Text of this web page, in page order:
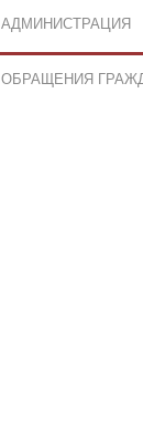
АДМИНИСТРАЦИЯ
ОБРАЩЕНИЯ